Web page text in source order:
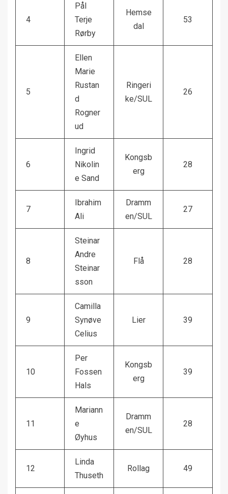
4
Pål
Terje
Rørby
Hemse
dal
53
5
Ellen
Marie
Rustan
d
Rogner
ud
Ringeri
ke/SUL
26
6
Ingrid
Nikolin
e Sand
Kongsb
erg
28
7
Ibrahim
Ali
Dramm
en/SUL
27
8
Steinar
Andre
Steinar
sson
Flå 28
9
Camilla
Synøve
Celius
Lier 39
10
Per
Fossen
Hals
Kongsb
erg
39
11
Mariann
e
Øyhus
Dramm
en/SUL
28
12
Linda
Thuseth
Rollag 49